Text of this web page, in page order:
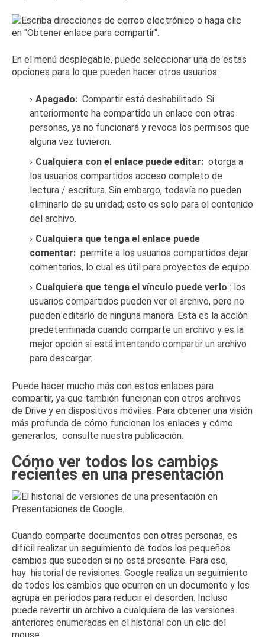
En el menú desplegable, puede seleccionar una de estas
opciones para lo que pueden hacer otros usuarios:
Apagado: Compartir está deshabilitado. Si
anteriormente ha compartido un enlace con otras
personas, ya no funcionará y revoca los permisos que
alguna vez tuvieron.
Cualquiera con el enlace puede editar: otorga a
los usuarios compartidos acceso completo de
lectura / escritura. Sin embargo, todavía no pueden
eliminarlo de su unidad; esto es solo para el contenido
del archivo.
Cualquiera que tenga el enlace puede
comentar: permite a los usuarios compartidos dejar
comentarios, lo cual es útil para proyectos de equipo.
Cualquiera que tenga el vínculo puede verlo : los
usuarios compartidos pueden ver el archivo, pero no
pueden editarlo de ninguna manera. Esta es la acción
predeterminada cuando comparte un archivo y es la
mejor opción si está intentando compartir un archivo
para descargar.
Puede hacer mucho más con estos enlaces para
compartir, ya que también funcionan con otros archivos
de Drive y en dispositivos móviles. Para obtener una visión
más profunda de cómo funcionan los enlaces y cómo
generarlos, consulte nuestra publicación.
Cómo ver todos los cambios
recientes en una presentación
Cuando comparte documentos con otras personas, es
difícil realizar un seguimiento de todos los pequeños
cambios que suceden si no está presente. Para eso,
hay historial de revisiones. Google realiza un seguimiento
de todos los cambios que ocurren en un documento y los
agrupa en períodos para reducir el desorden. Incluso
puede revertir un archivo a cualquiera de las versiones
anteriores enumeradas en el historial con un clic del